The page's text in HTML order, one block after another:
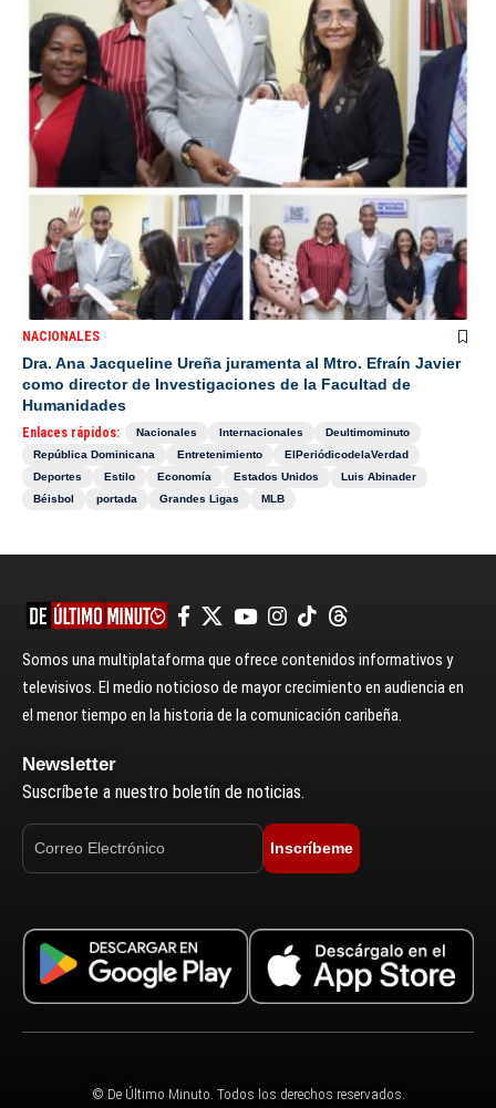
NACIONALES
Dra. Ana Jacqueline Ureña juramenta al Mtro. Efraín Javier
como director de Investigaciones de la Facultad de
Humanidades
Enlaces rápidos: Nacionales Internacionales
Deultimominuto
República Dominicana
Entretenimiento
ElPeriódicodelaVerdad
Deportes
Estilo Economía Estados Unidos
Luis Abinader
Béisbol
portada Grandes Ligas MLB
Somos una multiplataforma que ofrece contenidos informativos y
televisivos. El medio noticioso de mayor crecimiento en audiencia en
el menor tiempo en la historia de la comunicación caribeña.
Newsletter
Suscríbete a nuestro boletín de noticias.
Inscríbeme
© De Último Minuto. Todos los derechos reservados.